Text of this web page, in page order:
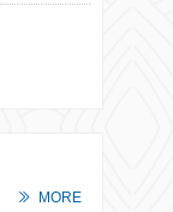
ꅀ MORE